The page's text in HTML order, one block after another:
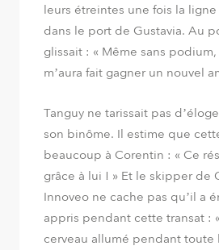
leurs étreintes une fois la ligne
dans le port de Gustavia. Au
glissait : « Même sans
m’aura fait gagner un nouvel
Tanguy ne tarissait pas
son binôme. Il estime que
beaucoup à Corentin : « Ce
grâce à lui ! » Et le skipper de
Innoveo ne cache pas qu’il a
appris pendant cette transat :
cerveau allumé pendant toute